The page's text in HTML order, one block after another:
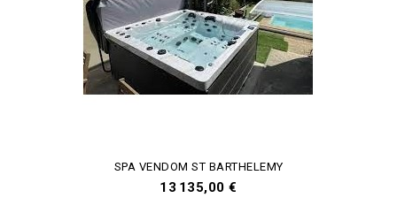
SPA VENDOM ST BARTHELEMY
Prix
13 135,00 €